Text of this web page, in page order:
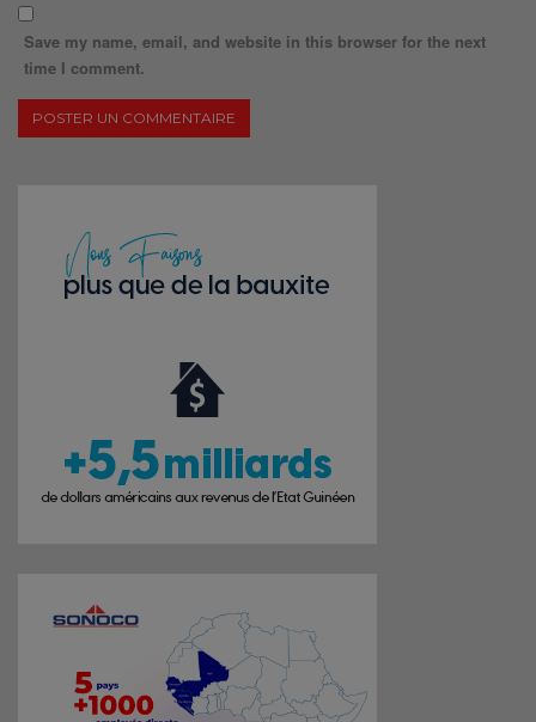
Save my name, email, and website in this browser for the next
time I comment.